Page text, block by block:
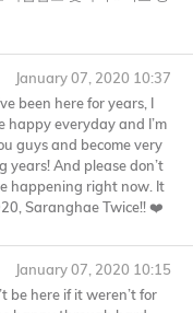
January 07, 2020 10:37
been here for years, I
happy everyday and I’m
guys and become very
years! And please don’t
happening right now. It
Saranghae Twice!! ❤️
January 07, 2020 10:15
be here if it weren’t for